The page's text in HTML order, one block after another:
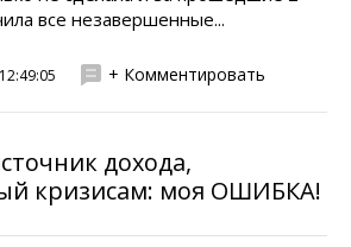
все незавершенные...
+ Комментировать
дохода,
кризисам: моя ОШИБКА!